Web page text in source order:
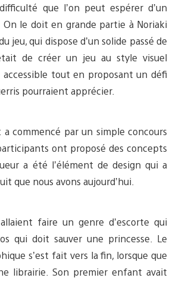
que l’on peut espérer d’un
le doit en grande partie à Noriaki
jeu, qui dispose d’un solide passé de
de créer un jeu au style visuel
tout en proposant un défi
pourraient apprécier.
commencé par un simple concours
ont proposé des concepts
a été l’élément de design qui a
que nous avons aujourd’hui.
faire un genre d’escorte qui
qui doit sauver une princesse. Le
s’est fait vers la fin, lorsque que
librairie. Son premier enfant avait